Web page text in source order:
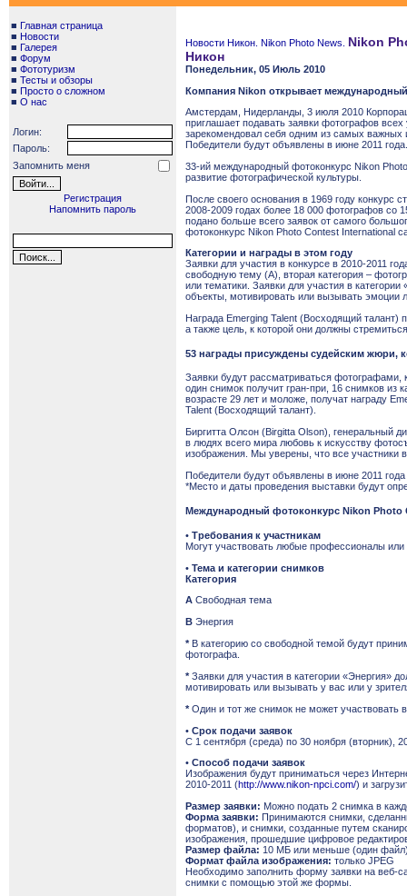
■ Главная страница
■ Новости
■ Галерея
■ Форум
■ Фототуризм
■ Тесты и обзоры
■ Просто о сложном
■ О нас
Логин:
Пароль:
Запомнить меня
Регистрация
Напомнить пароль
Новости Никон. Nikon Photo News.
Nikon
Никон
Понедельник, 05 Июль 2010
Компания Nikon открывает
Амстердам, Нидерланды, 3 июля 2010
приглашает подавать заявки фотографов
зарекомендовал себя одним из самых важных
Победители будут объявлены в июне 2011 года.
33-ий международный фотоконкурс Nikon
развитие фотографической культуры.
После своего основания в 1969 году конкурс
2008-2009 годах более 18 000 фотографов со
подано больше всего заявок от самого
фотоконкурс Nikon Photo Contest
Категории и награды в этом году
Заявки для участия в конкурсе в 2010-2011
свободную тему (A), вторая категория –
или тематики. Заявки для участия в
объекты, мотивировать или вызывать эмоции
Награда Emerging Talent (Восходящий
а также цель, к которой они должны
53 награды присуждены судейским жюри,
Заявки будут рассматриваться
один снимок получит гран-при, 16 снимков из
возрасте 29 лет и моложе, получат награду
Talent (Восходящий талант).
Биргитта Олсон (Birgitta Olson), генеральный
в людях всего мира любовь к искусству
изображения. Мы уверены, что все участники
Победители будут объявлены в июне 2011
*Место и даты проведения выставки будут
Международный фотоконкурс Nikon Photo
• Требования к участникам
Могут участвовать любые профессионалы
• Тема и категории снимков
Категория
A Свободная тема
B Энергия
*В категорию со свободной темой будут
фотографа.
*Заявки для участия в категории «Энергия»
мотивировать или вызывать у вас или у
*Один и тот же снимок не может участвовать в
• Срок подачи заявок
С 1 сентября (среда) по 30 ноября (вторник),
• Способ подачи заявок
Изображения будут приниматься через
2010-2011 (http://www.nikon-npci.com/) и
Размер заявки: Можно подать 2 снимка в
Форма заявки: Принимаются снимки,
форматов), и снимки, созданные путем
изображения, прошедшие цифровое
Размер файла: 10 MБ или меньше (один
Формат файла изображения: только JPEG
Необходимо заполнить форму заявки на веб-
снимки с помощью этой же формы.